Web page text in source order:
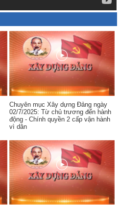
Chuyên mục Xây dựng Đảng ngày
02/7/2025: Từ chủ trương đến hành
động - Chính quyền 2 cấp vận hành
vì dân